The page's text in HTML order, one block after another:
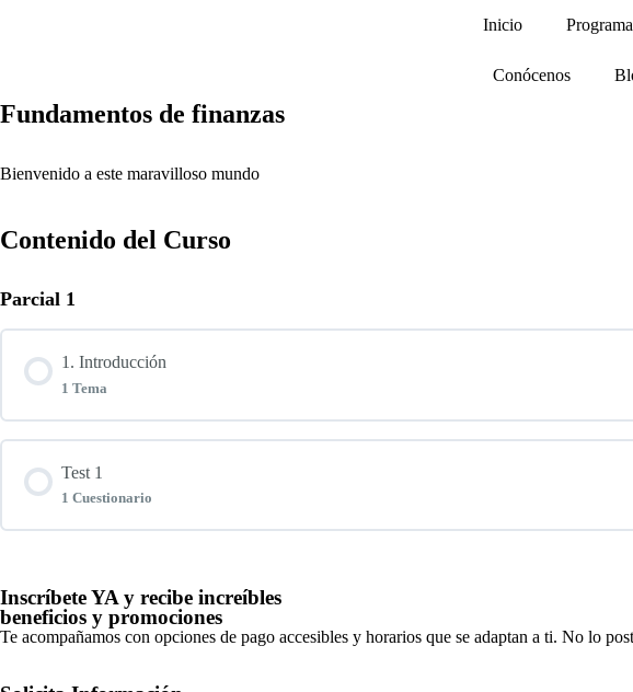
Inicio
Conócenos
Fundamentos de finanzas
Bienvenido a este maravilloso mundo
Contenido del Curso
Parcial 1
1. Introducción
1 Tema
Test 1
1 Cuestionario
Test 1
Inscríbete YA y recibe increíbles
beneficios y promociones
Te acompañamos con opciones de pago accesibles y horarios que se adaptan a ti. No lo